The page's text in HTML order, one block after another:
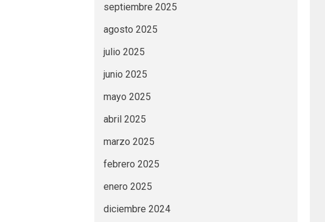
septiembre 2025
agosto 2025
julio 2025
junio 2025
mayo 2025
abril 2025
marzo 2025
febrero 2025
enero 2025
diciembre 2024